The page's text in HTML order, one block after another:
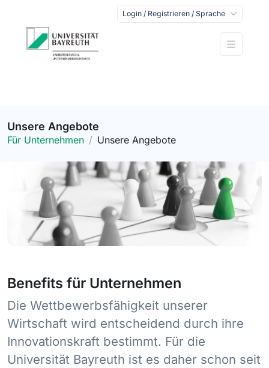
Login / Registrieren / Sprache
Unsere Angebote
Für Unternehmen Unsere Angebote
Benefits für Unternehmen
Die Wettbewerbsfähigkeit unserer
Wirtschaft wird entscheidend durch ihre
Innovationskraft bestimmt. Für die
Universität Bayreuth ist es daher schon seit